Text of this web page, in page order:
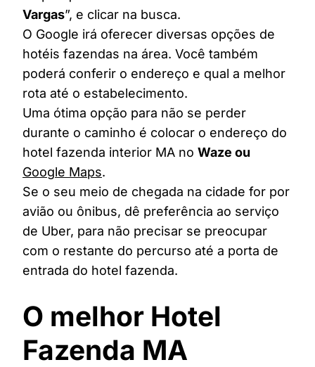
Vargas”, e clicar na busca.
O Google irá oferecer diversas opções de
hotéis fazendas na área. Você também
poderá conferir o endereço e qual a melhor
rota até o estabelecimento.
Uma ótima opção para não se perder
durante o caminho é colocar o endereço do
hotel fazenda interior MA no Waze ou
Google Maps.
Se o seu meio de chegada na cidade for por
avião ou ônibus, dê preferência ao serviço
de Uber, para não precisar se preocupar
com o restante do percurso até a porta de
entrada do hotel fazenda.
O melhor Hotel
Fazenda MA